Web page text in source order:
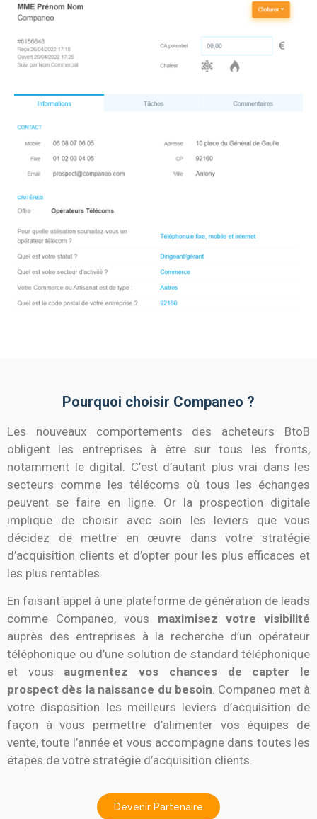
Pourquoi choisir Companeo ?
Les nouveaux comportements des acheteurs BtoB
obligent les entreprises à être sur tous les fronts,
notamment le digital. C’est d’autant plus vrai dans les
secteurs comme les télécoms où tous les échanges
peuvent se faire en ligne. Or la prospection digitale
implique de choisir avec soin les leviers que vous
décidez de mettre en œuvre dans votre stratégie
d’acquisition clients et d’opter pour les plus efficaces et
les plus rentables.
En faisant appel à une plateforme de génération de leads
comme Companeo, vous maximisez votre visibilité
auprès des entreprises à la recherche d’un opérateur
téléphonique ou d’une solution de standard téléphonique
et vous augmentez vos chances de capter le
prospect dès la naissance du besoin . Companeo met à
votre disposition les meilleurs leviers d’acquisition de
façon à vous permettre d’alimenter vos équipes de
vente, toute l’année et vous accompagne dans toutes les
étapes de votre stratégie d’acquisition clients.
Devenir Partenaire